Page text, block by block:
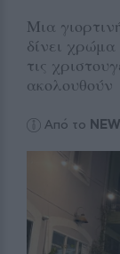
Μια
δίνει
τις
ακολουθούν
Από το